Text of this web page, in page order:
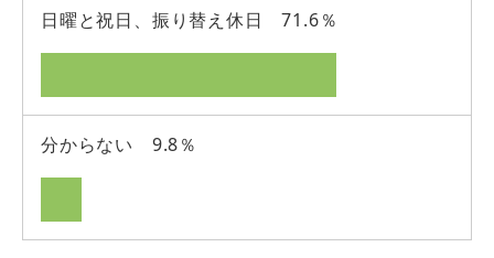
日曜と祝日、振り替え休日 71.6％
分からない 9.8％